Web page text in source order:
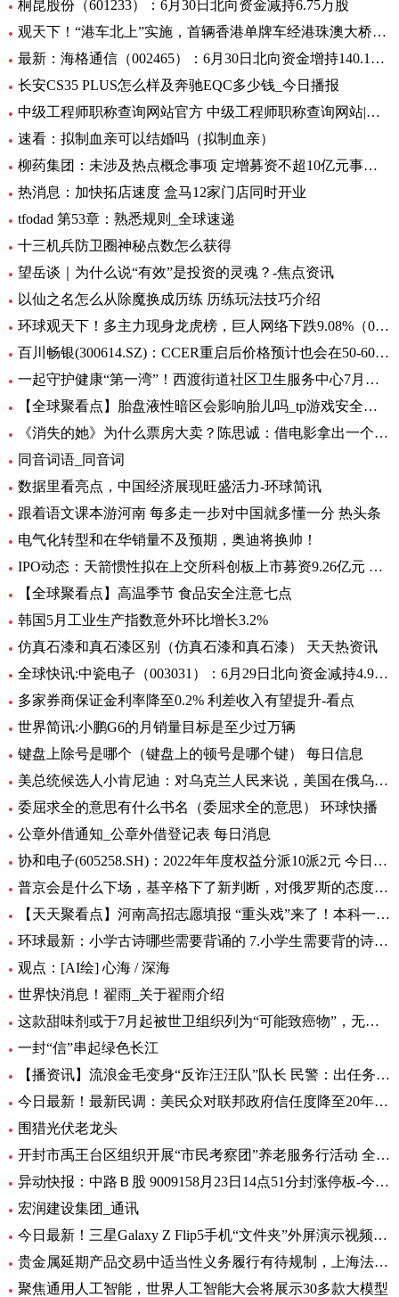
桐昆股份（601233）：6月30日北向资金减持6.75万股
观天下！“港车北上”实施，首辆香港单牌车经港珠澳大桥入粤
最新：海格通信（002465）：6月30日北向资金增持140.12万股
长安CS35 PLUS怎么样及奔驰EQC多少钱_今日播报
中级工程师职称查询网站官方 中级工程师职称查询网站|世界今日讯
速看：拟制血亲可以结婚吗（拟制血亲）
柳药集团：未涉及热点概念事项 定增募资不超10亿元事项目前处于审核阶段 环球速看
热消息：加快拓店速度 盒马12家门店同时开业
tfodad 第53章：熟悉规则_全球速递
十三机兵防卫圈神秘点数怎么获得
望岳谈｜为什么说“有效”是投资的灵魂？-焦点资讯
以仙之名怎么从除魔换成历练 历练玩法技巧介绍
环球观天下！多主力现身龙虎榜，巨人网络下跌9.08%（06-30）
百川畅银(300614.SZ)：CCER重启后价格预计也会在50-60元/吨左右
一起守护健康“第一湾”！西渡街道社区卫生服务中心7月专病门诊一览表出炉_环球滚动
【全球聚看点】胎盘液性暗区会影响胎儿吗_tp游戏安全中心
《消失的她》为什么票房大卖？陈思诚：借电影拿出一个生活的剖面
同音词语_同音词
数据里看亮点，中国经济展现旺盛活力-环球简讯
跟着语文课本游河南 每多走一步对中国就多懂一分 热头条
电气化转型和在华销量不及预期，奥迪将换帅！
IPO动态：天箭惯性拟在上交所科创板上市募资9.26亿元 全球新动态
【全球聚看点】高温季节 食品安全注意七点
韩国5月工业生产指数意外环比增长3.2%
仿真石漆和真石漆区别（仿真石漆和真石漆） 天天热资讯
全球快讯:中瓷电子（003031）：6月29日北向资金减持4.95万股
多家券商保证金利率降至0.2% 利差收入有望提升-看点
世界简讯:小鹏G6的月销量目标是至少过万辆
键盘上除号是哪个（键盘上的顿号是哪个键） 每日信息
美总统候选人小肯尼迪：对乌克兰人民来说，美国在俄乌中扮演的角色很糟糕
委屈求全的意思有什么书名（委屈求全的意思） 环球快播
公章外借通知_公章外借登记表 每日消息
协和电子(605258.SH)：2022年年度权益分派10派2元 今日热议
普京会是什么下场，基辛格下了新判断，对俄罗斯的态度完全变了！|全球时快讯
【天天聚看点】河南高招志愿填报 “重头戏”来了！本科一批、二批志愿30日起填报
环球最新：小学古诗哪些需要背诵的 7.小学生需要背的诗词有多少首
观点：[AI绘] 心海 / 深海
世界快消息！翟雨_关于翟雨介绍
这款甜味剂或于7月起被世卫组织列为“可能致癌物”，无糖可乐、口香糖中普遍有它|全球热头条
一封“信”串起绿色长江
【播资讯】流浪金毛变身“反诈汪汪队”队长 民警：出任务都要抢“档期 ”
今日最新！最新民调：美民众对联邦政府信任度降至20年来最低水平
围猎光伏老龙头
开封市禹王台区组织开展“市民考察团”养老服务行活动 全球热消息
异动快报：中路Ｂ股 9009158月23日14点51分封涨停板-今日热搜
宏润建设集团_通讯
今日最新！三星Galaxy Z Flip5手机“文件夹”外屏演示视频曝光
贵金属延期产品交易中适当性义务履行有待规制，上海法院向交易所发出司法建议_每日观察
聚焦通用人工智能，世界人工智能大会将展示30多款大模型